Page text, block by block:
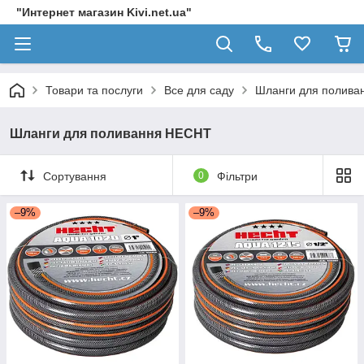
"Интернет магазин Kivi.net.ua"
Товари та послуги Все для саду Шланги для
Шланги для поливання HECHT
Сортування 0 Фільтри
–9% –9%